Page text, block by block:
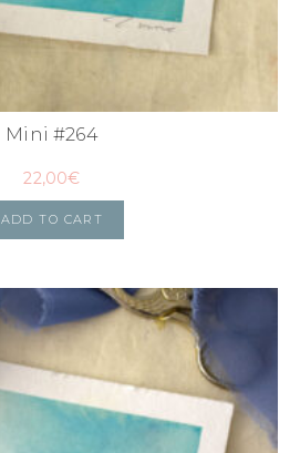
Mini #264
22,00€
ADD TO CART